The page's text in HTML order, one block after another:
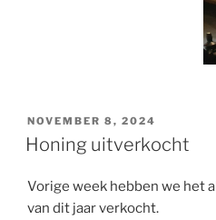
POSTED
ON
NOVEMBER 8, 2024
Honing uitverkocht
Vorige week hebben we het
van dit jaar verkocht.